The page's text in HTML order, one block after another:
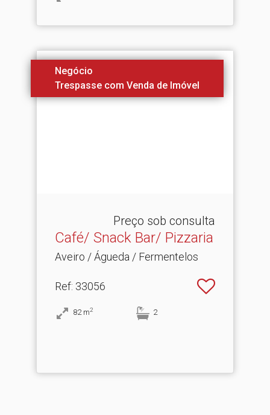
Negócio
Trespasse com Venda de Imóvel
Preço sob consulta
Café/ Snack Bar/ Pizzaria
Aveiro / Águeda / Fermentelos
Ref: 33056
82 m2 2